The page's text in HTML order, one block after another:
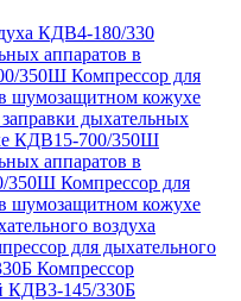
КДВ4-180/330
аппаратов в
350Ш Компрессор для
шумозащитном кожухе
дыхательных
КДВ15-700/350Ш
аппаратов в
350Ш Компрессор для
шумозащитном кожухе
воздуха
для дыхательного
Компрессор
КДВ3-145/330Б